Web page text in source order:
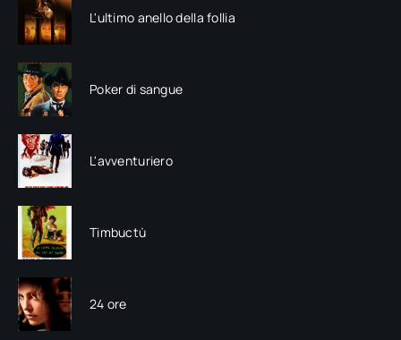
L'ultimo anello della follia
Poker di sangue
L'avventuriero
Timbuctù
24 ore